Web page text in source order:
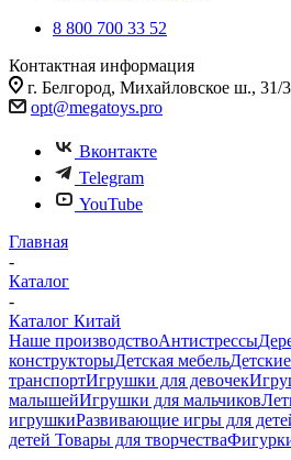
8 800 700 33 52
Контактная информация
г. Белгород, Михайловское ш., 31/3
opt@megatoys.pro
Вконтакте
Telegram
YouTube
Главная
-
Каталог
-
Каталог Китай
Наше производствоАнтистрессы
конструкторыДетская мебель
транспортИгрушки для девочек
малышейИгрушки для мальчиков
игрушкиРазвивающие игры для
детей Товары для творчества